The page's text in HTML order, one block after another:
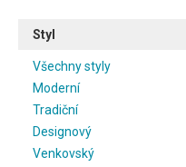
Styl
Všechny styly
Moderní
Tradiční
Designový
Venkovský